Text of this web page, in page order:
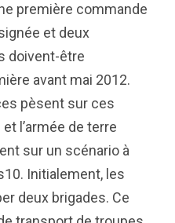
première commande
et deux
doivent-être
avant mai 2012.
pèsent sur ces
l’armée de terre
sur un scénario à
Initialement, les
deux brigades. Ce